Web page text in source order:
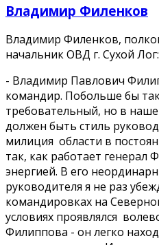
Владимир Филенков
Владимир Филенков,
начальник ОВД г. Сухой Лог:
- Владимир Павлович
командир. Побольше бы
требовательный, но в
должен быть стиль
милиция области в
так, как работает генерал
энергией. В его
руководителя я не раз
командировках на
условиях проявлялся
Филиппова - он легко